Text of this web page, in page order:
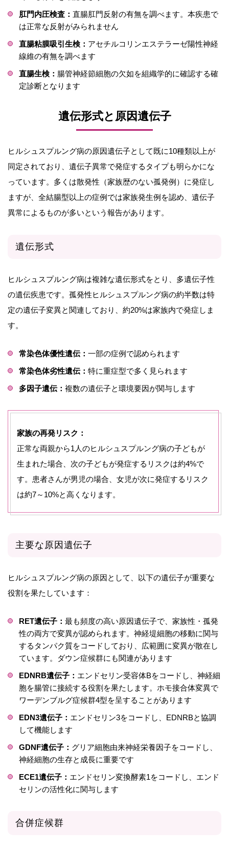
肛門内圧検査： 直腸肛門反射の有無を調べます。本疾患で
は正常な反射がみられません
直腸粘膜吸引生検： アセチルコリンエステラーゼ陽性神経
線維の有無を調べます
直腸生検： 腸管神経節細胞の欠如を組織学的に確認する確
定診断となります
遺伝形式と原因遺伝子
ヒルシュスプルング病の原因遺伝子として既に10種類以上が
同定されており、遺伝子異常で発症するタイプも明らかにな
っています。多くは散発性（家族歴のない孤発例）に発症し
ますが、全結腸型以上の症例では家族発生例を認め、遺伝子
異常によるものが多いという報告があります。
遺伝形式
ヒルシュスプルング病は複雑な遺伝形式をとり、多遺伝子性
の遺伝疾患です。孤発性ヒルシュスプルング病の約半数は特
定の遺伝子変異と関連しており、約20%は家族内で発症しま
す。
常染色体優性遺伝： 一部の症例で認められます
常染色体劣性遺伝： 特に重症型で多く見られます
多因子遺伝： 複数の遺伝子と環境要因が関与します
家族の再発リスク：
正常な両親から1人のヒルシュスプルング病の子どもが
生まれた場合、次の子どもが発症するリスクは約4%で
す。患者さんが男児の場合、女児が次に発症するリスク
は約7～10%と高くなります。
主要な原因遺伝子
ヒルシュスプルング病の原因として、以下の遺伝子が重要な
役割を果たしています：
RET遺伝子： 最も頻度の高い原因遺伝子で、家族性・孤発
性の両方で変異が認められます。神経堤細胞の移動に関与
するタンパク質をコードしており、広範囲に変異が散在し
ています。ダウン症候群にも関連があります
EDNRB遺伝子： エンドセリン受容体Bをコードし、神経細
胞を腸管に接続する役割を果たします。ホモ接合体変異で
ワーデンブルグ症候群4型を呈することがあります
EDN3遺伝子： エンドセリン3をコードし、EDNRBと協調
して機能します
GDNF遺伝子： グリア細胞由来神経栄養因子をコードし、
神経細胞の生存と成長に重要です
ECE1遺伝子： エンドセリン変換酵素1をコードし、エンド
セリンの活性化に関与します
合併症候群